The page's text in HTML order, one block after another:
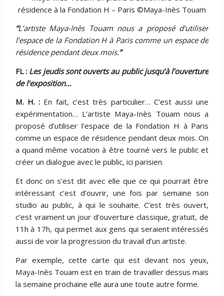
résidence à la Fondation H – Paris ©Maya-Inès Touam
“L’artiste Maya-Inès Touam nous a proposé d’utiliser
l’espace de la Fondation H à Paris comme un espace de
résidence pendant deux mois.”
FL : Les jeudis sont ouverts au public jusqu’à l’ouverture
de l’exposition…
M. H. : En fait, c’est très particulier… C’est aussi une
expérimentation… L’artiste Maya-Inès Touam nous a
proposé d’utiliser l’espace de la Fondation H à Paris
comme un espace de résidence pendant deux mois. On
a quand même vocation à être tourné vers le public et
créer un dialogue avec le public, ici parisien.
Et donc on s’est dit avec elle que ce qui pourrait être
intéressant c’est d’ouvrir, une fois par semaine son
studio au public, à qui le souhaite. C’est très ouvert,
c’est vraiment un jour d’ouverture classique, gratuit, de
11h à 17h, qui permet aux gens qui seraient intéressés
aussi de voir la progression du travail d’un artiste.
Par exemple, cette carte qui est devant nos yeux,
Maya-Inès Touam est en train de travailler dessus mais
la semaine prochaine elle aura une toute autre forme.